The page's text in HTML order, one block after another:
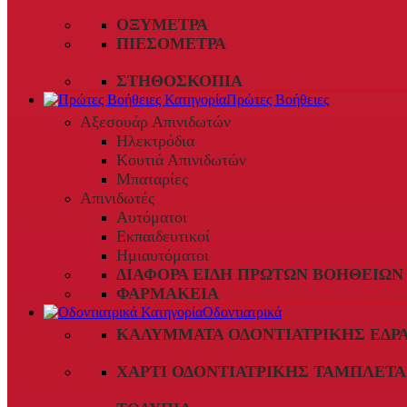
ΟΞΎΜΕΤΡΑ
ΠΙΕΣΌΜΕΤΡΑ
ΣΤΗΘΟΣΚΌΠΙΑ
Πρώτες Βοήθειες
Αξεσουάρ Απινιδωτών
Ηλεκτρόδια
Κουτιά Απινιδωτών
Μπαταρίες
Απινιδωτές
Αυτόματοι
Εκπαιδευτικοί
Ημιαυτόματοι
ΔΙΆΦΟΡΑ ΕΊΔΗ ΠΡΏΤΩΝ ΒΟΗΘΕΙΏΝ
ΦΑΡΜΑΚΕΊΑ
Οδοντιατρικά
ΚΑΛΎΜΜΑΤΑ ΟΔΟΝΤΙΑΤΡΙΚΉΣ
ΧΑΡΤΊ ΟΔΟΝΤΙΑΤΡΙΚΉΣ